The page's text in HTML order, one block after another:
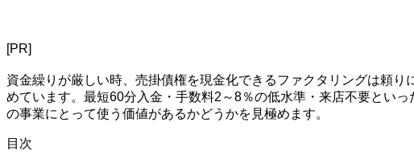
[PR]
資金繰りが厳しい時、売掛債権を現金化できるファクタリングは頼
めています。最短60分入金・手数料2～8％の低水準・来店不要とい
の事業にとって使う価値があるかどうかを見極めます。
目次